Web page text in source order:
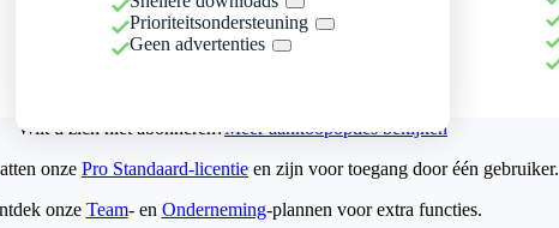
Prioriteitsondersteuning
Geen advertenties
Wilt u zich niet abonneren?Meer aankoopopties bekijken
onze Pro Standaard-licentie en zijn voor toegang door één gebruiker.
onze Team- en Onderneming-plannen voor extra functies.